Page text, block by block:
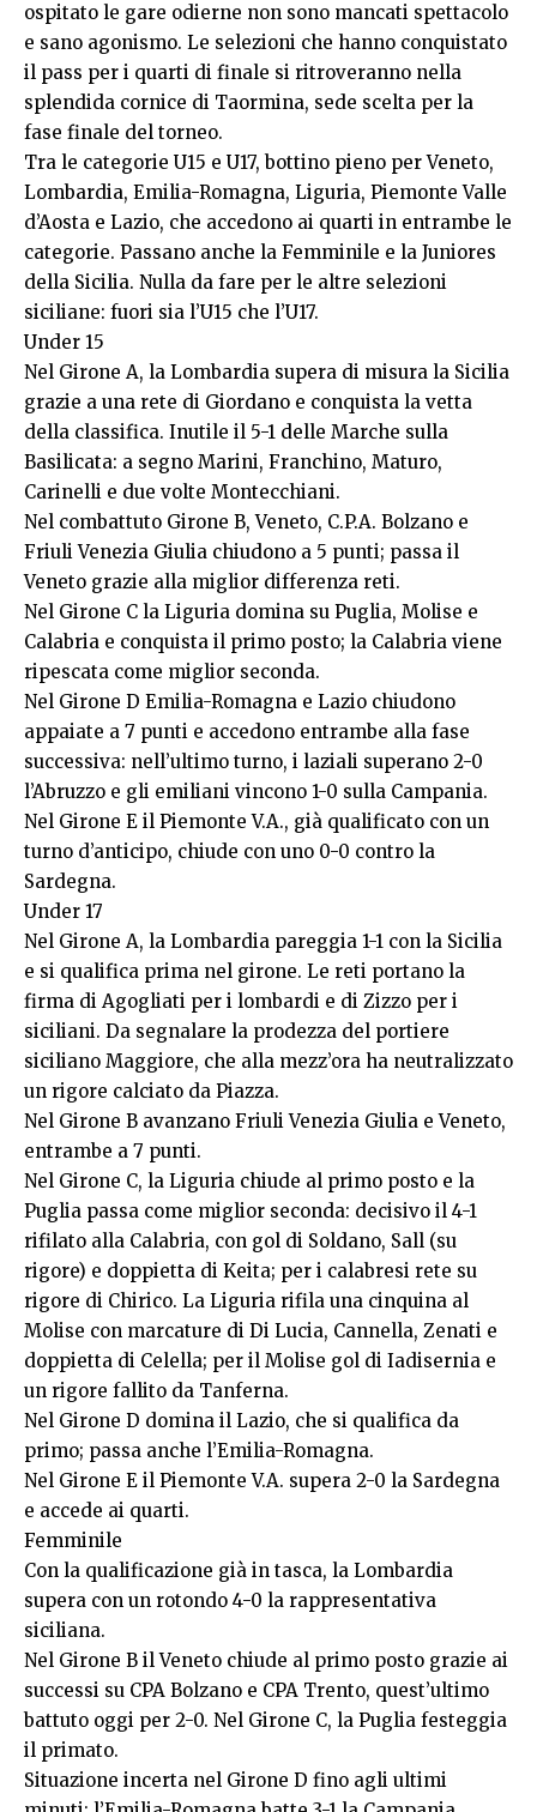
ospitato le gare odierne non sono mancati spettacolo
e sano agonismo. Le selezioni che hanno conquistato
il pass per i quarti di finale si ritroveranno nella
splendida cornice di Taormina, sede scelta per la
fase finale del torneo.
Tra le categorie U15 e U17, bottino pieno per Veneto,
Lombardia, Emilia-Romagna, Liguria, Piemonte Valle
d’Aosta e Lazio, che accedono ai quarti in entrambe le
categorie. Passano anche la Femminile e la Juniores
della Sicilia. Nulla da fare per le altre selezioni
siciliane: fuori sia l’U15 che l’U17.
Under 15
Nel Girone A, la Lombardia supera di misura la Sicilia
grazie a una rete di Giordano e conquista la vetta
della classifica. Inutile il 5-1 delle Marche sulla
Basilicata: a segno Marini, Franchino, Maturo,
Carinelli e due volte Montecchiani.
Nel combattuto Girone B, Veneto, C.P.A. Bolzano e
Friuli Venezia Giulia chiudono a 5 punti; passa il
Veneto grazie alla miglior differenza reti.
Nel Girone C la Liguria domina su Puglia, Molise e
Calabria e conquista il primo posto; la Calabria viene
ripescata come miglior seconda.
Nel Girone D Emilia-Romagna e Lazio chiudono
appaiate a 7 punti e accedono entrambe alla fase
successiva: nell’ultimo turno, i laziali superano 2-0
l’Abruzzo e gli emiliani vincono 1-0 sulla Campania.
Nel Girone E il Piemonte V.A., già qualificato con un
turno d’anticipo, chiude con uno 0-0 contro la
Sardegna.
Under 17
Nel Girone A, la Lombardia pareggia 1-1 con la Sicilia
e si qualifica prima nel girone. Le reti portano la
firma di Agogliati per i lombardi e di Zizzo per i
siciliani. Da segnalare la prodezza del portiere
siciliano Maggiore, che alla mezz’ora ha neutralizzato
un rigore calciato da Piazza.
Nel Girone B avanzano Friuli Venezia Giulia e Veneto,
entrambe a 7 punti.
Nel Girone C, la Liguria chiude al primo posto e la
Puglia passa come miglior seconda: decisivo il 4-1
rifilato alla Calabria, con gol di Soldano, Sall (su
rigore) e doppietta di Keita; per i calabresi rete su
rigore di Chirico. La Liguria rifila una cinquina al
Molise con marcature di Di Lucia, Cannella, Zenati e
doppietta di Celella; per il Molise gol di Iadisernia e
un rigore fallito da Tanferna.
Nel Girone D domina il Lazio, che si qualifica da
primo; passa anche l’Emilia-Romagna.
Nel Girone E il Piemonte V.A. supera 2-0 la Sardegna
e accede ai quarti.
Femminile
Con la qualificazione già in tasca, la Lombardia
supera con un rotondo 4-0 la rappresentativa
siciliana.
Nel Girone B il Veneto chiude al primo posto grazie ai
successi su CPA Bolzano e CPA Trento, quest’ultimo
battuto oggi per 2-0. Nel Girone C, la Puglia festeggia
il primato.
Situazione incerta nel Girone D fino agli ultimi